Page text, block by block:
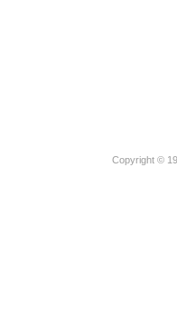
Copyright ©